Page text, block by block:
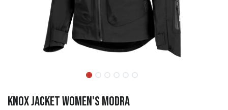
Knox Jacket Women's Modra